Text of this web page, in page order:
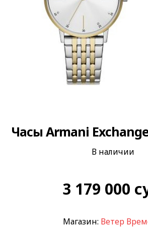
Часы Armani Exchange
В наличии
3 179 000
Магазин: Ветер